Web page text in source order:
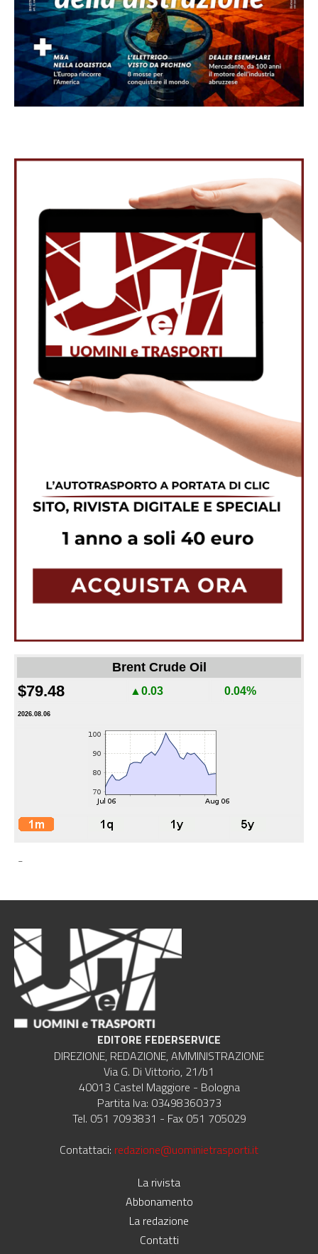
Brent Crude Oil
$79.48 ▲0.03 0.04%
2026.08.06
-
EDITORE FEDERSERVICE
DIREZIONE, REDAZIONE, AMMINISTRAZIONE
Via G. Di Vittorio, 21/b1
40013 Castel Maggiore - Bologna
Partita Iva: 03498360373
Tel. 051 7093831 - Fax 051 705029
Contattaci: redazione@uominietrasporti.it
La rivista
Abbonamento
La redazione
Contatti